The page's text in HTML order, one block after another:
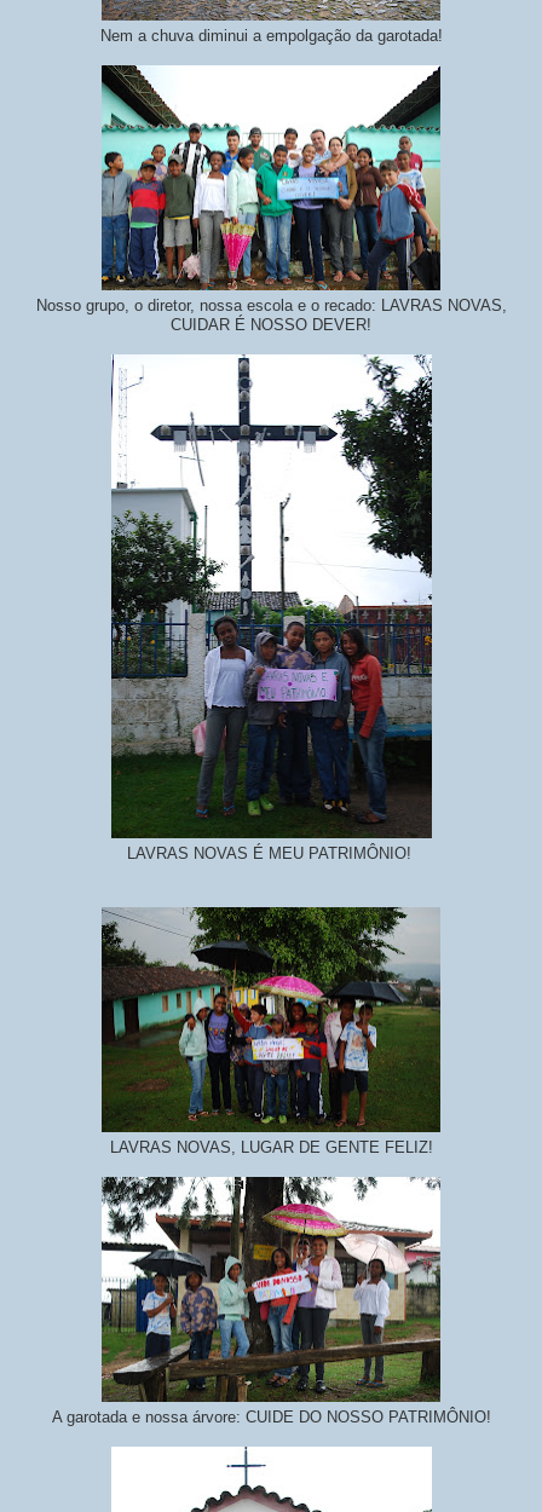
Nem a chuva diminui a empolgação da garotada!
Nosso grupo, o diretor, nossa escola e o recado: LAVRAS NOVAS,
CUIDAR É NOSSO DEVER!
LAVRAS NOVAS É MEU PATRIMÔNIO!
LAVRAS NOVAS, LUGAR DE GENTE FELIZ!
A garotada e nossa árvore: CUIDE DO NOSSO PATRIMÔNIO!